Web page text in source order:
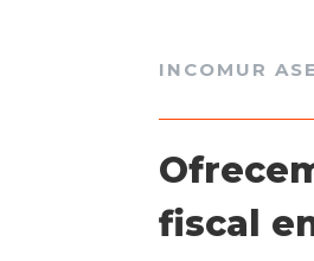
INCOMUR
fiscal